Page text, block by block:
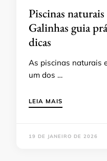
Piscinas
Galinhas guia
dicas
As piscinas naturais
um dos …
LEIA MAIS
19 DE JANEIRO DE 2026